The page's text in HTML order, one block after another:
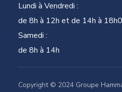
Lundi à Vendredi :
de 8h à 12h et de 14h à
Samedi :
de 8h à 14h
Copyright © 2024 Groupe